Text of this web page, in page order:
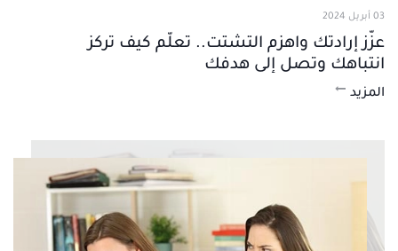
03 أبريل 2024
عزّز إرادتك واهزم التشتت.. تعلّم كيف تركز
انتباهك وتصل إلى هدفك
المزيد